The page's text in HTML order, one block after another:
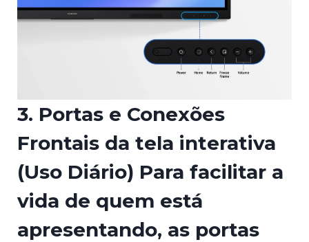
3. Portas e Conexões
Frontais da tela interativa
(Uso Diário) Para facilitar a
vida de quem está
apresentando, as portas